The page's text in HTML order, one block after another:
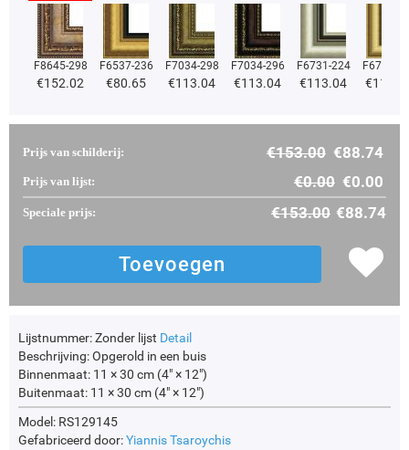
F8645-298
€152.02
F6537-236
€80.65
F7034-298
€113.04
F7034-296
€113.04
F6731-224
€113.04
F6731-
€
Prijs van schilderij: €153.00 €88.74
Prijs van lijst: €0.00 €0.00
Speciale prijs: €153.00 €88.74
Lijstnummer:Zonder lijst Detail
Beschrijving:Opgerold in een buis
Binnenmaat: 11 × 30 cm (4" × 12")
Buitenmaat: 11 × 30 cm (4" × 12")
Model: RS129145
Gefabriceerd door:Yiannis Tsaroychis